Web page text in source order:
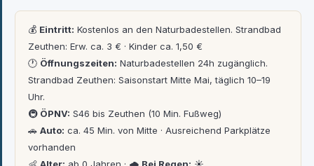
💰 Eintritt: Kostenlos an den Naturbadestellen. Strandbad
Zeuthen: Erw. ca. 3 € · Kinder ca. 1,50 €
🕐 Öffnungszeiten: Naturbadestellen 24h zugänglich.
Strandbad Zeuthen: Saisonstart Mitte Mai, täglich 10–19
Uhr.
🚇 ÖPNV: S46 bis Zeuthen (10 Min. Fußweg)
🚗 Auto: ca. 45 Min. von Mitte · Ausreichend Parkplätze
vorhanden
👶 Alter: ab 0 Jahren · 🌧 Bei Regen: ☀️